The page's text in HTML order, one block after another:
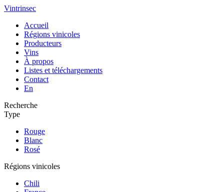
Vintrinsec
Accueil
Régions vinicoles
Producteurs
Vins
À propos
Listes et téléchargements
Contact
En
Recherche
Type
Rouge
Blanc
Rosé
Régions vinicoles
Chili